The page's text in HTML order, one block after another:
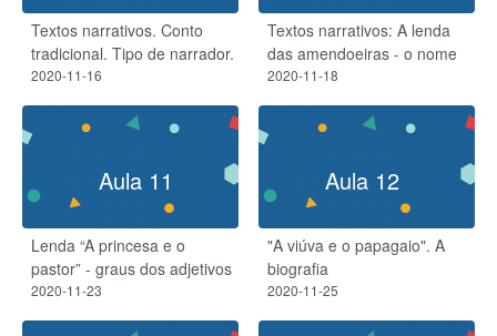
Textos narrativos. Conto
tradicional. Tipo de narrador.
2020-11-16
Textos narrativos: A lenda
das amendoeiras - o nome
2020-11-18
Aula 11
Lenda “A princesa e o
pastor” - graus dos adjetivos
2020-11-23
Aula 12
"A viúva e o papagaio". A
biografia
2020-11-25